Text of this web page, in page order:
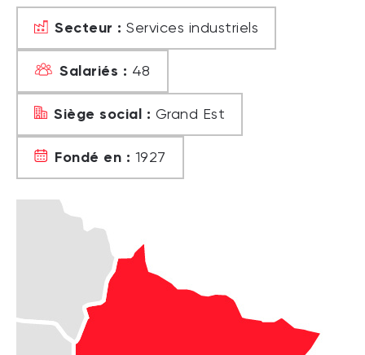
Secteur : Services industriels
Salariés : 48
Siège social : Grand Est
Fondé en : 1927